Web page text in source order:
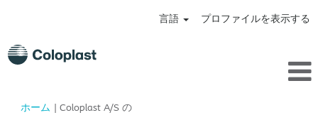
言語 プロファイルを表示する
ホーム | Coloplast A/S の(現